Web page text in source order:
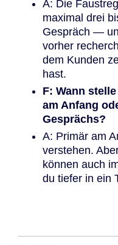
A: Die
maximal drei
Gespräch —
vorher
dem Kunden
hast.
F: Wann
am Anfang
Gesprächs?
A: Primär am
verstehen.
können auch
du tiefer in ein